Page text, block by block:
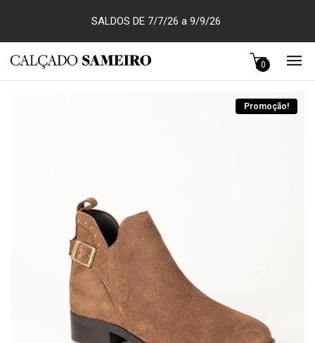
SALDOS DE 7/7/26 a 9/9/26
0
Promoção!